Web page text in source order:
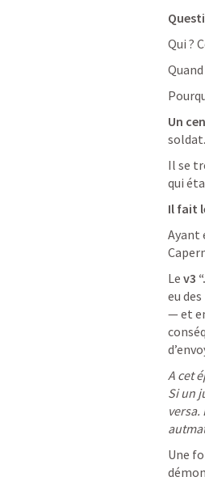
Qui ?
Un
Il se
qui
Il fait
Ayant
Le v3
eu
— et
A cet
Si un
versa.
Une